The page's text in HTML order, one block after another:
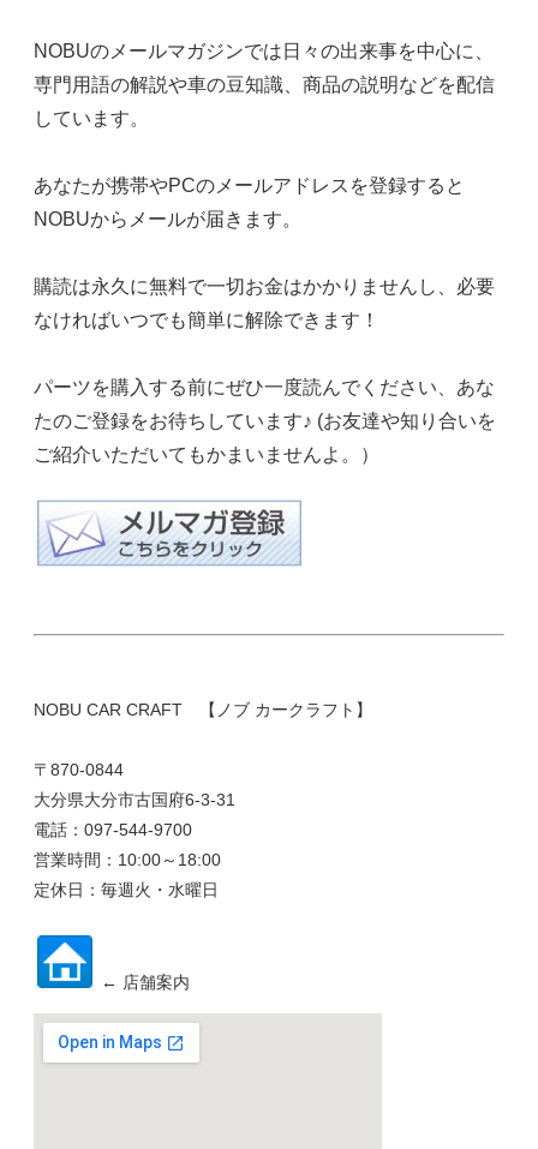
NOBUのメールマガジンでは日々の出来事を中心に、
専門用語の解説や車の豆知識、商品の説明などを配信
しています。
あなたが携帯やPCのメールアドレスを登録すると
NOBUからメールが届きます。
購読は永久に無料で一切お金はかかりませんし、必要
なければいつでも簡単に解除できます！
パーツを購入する前にぜひ一度読んでください、あな
たのご登録をお待ちしています♪ (お友達や知り合いを
ご紹介いただいてもかまいませんよ。）
NOBU CAR CRAFT 【ノブ カークラフト】
〒870-0844
大分県大分市古国府6-3-31
電話：097-544-9700
営業時間：10:00～18:00
定休日：毎週火・水曜日
← 店舗案内